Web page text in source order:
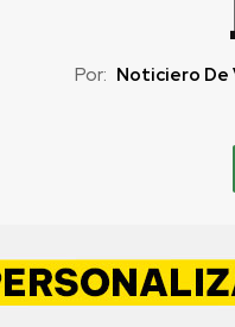
Por: Noticiero De